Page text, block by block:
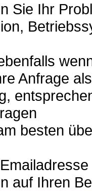
Sie Ihr
Anfrage
besten
auf Ihren